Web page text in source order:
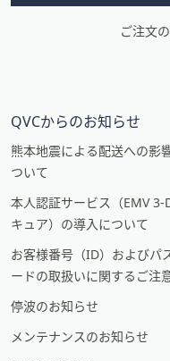
ご注文
QVCからのお知らせ
熊本地震による配送への影
ついて
本人認証サービス（EMV 3-
キュア）の導入について
お客様番号（ID）およびパ
ードの取扱いに関するご注
停波のお知らせ
メンテナンスのお知らせ